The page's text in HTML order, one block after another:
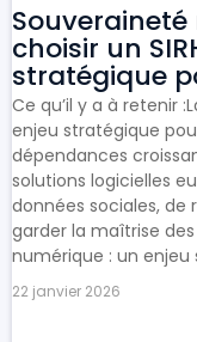
choisir un
stratégique
Ce qu’il y a à retenir
enjeu stratégique
dépendances
solutions logicielles
données sociales, de
garder la maîtrise des
numérique : un enjeu
22 janvier 2026